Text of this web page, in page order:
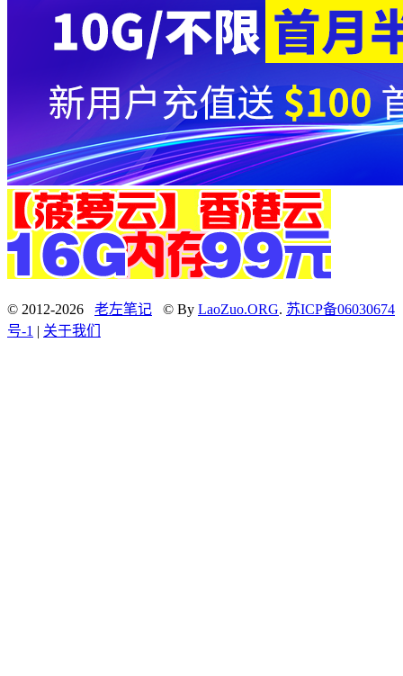
© 2012-2026 老左笔记 © By LaoZuo.ORG. 苏ICP备06030674
号-1 | 关于我们